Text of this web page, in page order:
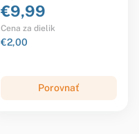
€9,99
Cena za dielik
€2,00
Porovnať